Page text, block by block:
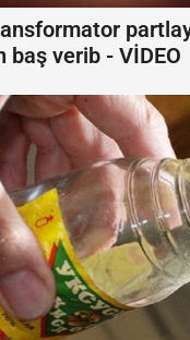
baş verib - VİDEO